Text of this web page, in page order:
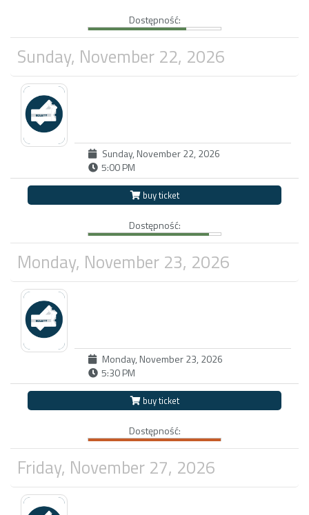
Dostępność:
Sunday, November 22, 2026
Sunday, November 22, 2026
5:00 PM
buy ticket
Dostępność:
Monday, November 23, 2026
Monday, November 23, 2026
5:30 PM
buy ticket
Dostępność:
Friday, November 27, 2026